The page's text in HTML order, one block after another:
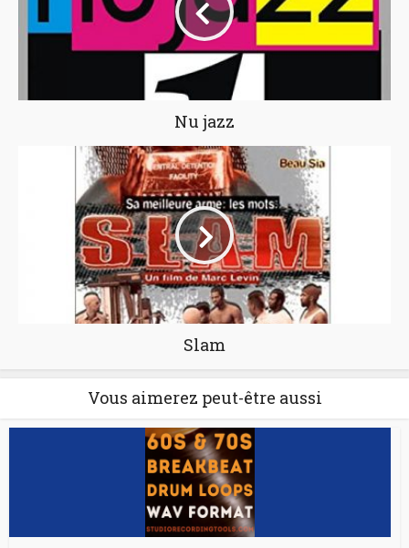
Nu jazz
Slam
Vous aimerez peut-être aussi